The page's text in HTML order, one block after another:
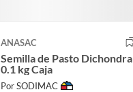
ANASAC
Semilla de Pasto Dichondra
0.1 kg Caja
Por SODIMAC